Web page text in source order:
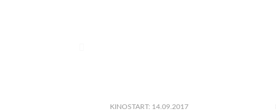
KINOSTART: 14.09.2017